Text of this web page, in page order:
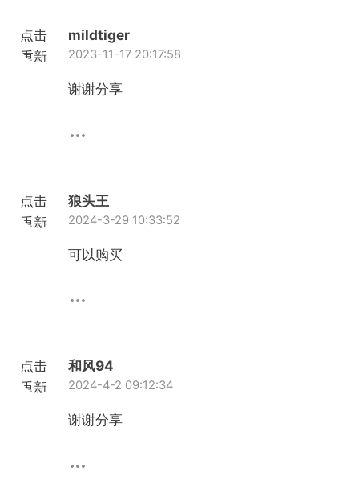
点击
重新
mildtiger
2023-11-17 20:17:58
谢谢分享
点击
重新
狼头王
2024-3-29 10:33:52
可以购买
点击
重新
和风94
2024-4-2 09:12:34
谢谢分享